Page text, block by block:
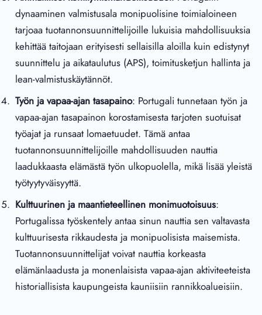
dynaaminen valmistusala monipuolisine toimialoineen
tarjoaa tuotannonsuunnittelijoille lukuisia mahdollisuuksia
kehittää taitojaan erityisesti sellaisilla aloilla kuin edistynyt
suunnittelu ja aikataulutus (APS), toimitusketjun hallinta ja
lean-valmistuskäytännöt.
Työn ja vapaa-ajan tasapaino: Portugali tunnetaan työn ja
vapaa-ajan tasapainon korostamisesta tarjoten suotuisat
työajat ja runsaat lomaetuudet. Tämä antaa
tuotannonsuunnittelijoille mahdollisuuden nauttia
laadukkaasta elämästä työn ulkopuolella, mikä lisää yleistä
työtyytyväisyyttä.
Kulttuurinen ja maantieteellinen monimuotoisuus:
Portugalissa työskentely antaa sinun nauttia sen valtavasta
kulttuurisesta rikkaudesta ja monipuolisista maisemista.
Tuotannonsuunnittelijat voivat nauttia korkeasta
elämänlaadusta ja monenlaisista vapaa-ajan aktiviteeteista
historiallisista kaupungeista kauniisiin rannikkoalueisiin.